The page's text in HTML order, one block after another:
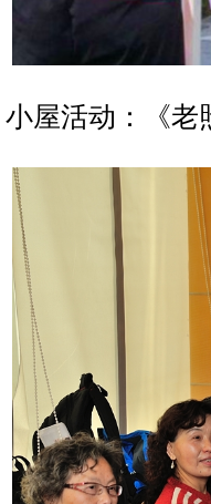
小屋活动：《老